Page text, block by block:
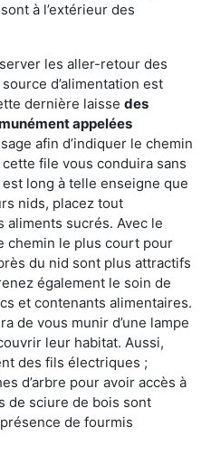
à l’extérieur des
les aller-retour des
d’alimentation est
dernière laisse des
appelées
afin d’indiquer le chemin
file vous conduira sans
long à telle enseigne que
nids, placez tout
aliments sucrés. Avec le
chemin le plus court pour
du nid sont plus attractifs
également le soin de
et contenants alimentaires.
de vous munir d’une lampe
leur habitat. Aussi,
des fils électriques ;
d’arbre pour avoir accès à
de sciure de bois sont
de fourmis